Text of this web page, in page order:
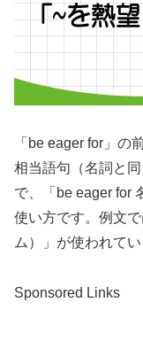
「be eager for」の
相当語句（名詞と
で、「be eager for
使い方です。例文
ム）」が使われてい
Sponsored Links